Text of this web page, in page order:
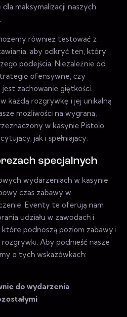
maksymalizacji naszych
również testować z
aby odkryć ten, który
podejścia. Niezależnie od
ofensywne, czy
zachowanie giętkości.
każdą rozgrywkę i jej unikalną
możliwości na wygraną,
w kasynie Pistolo
jak i spełniający.
specjalnych
wydarzeniach w kasynie
czas zabawy w
Eventy te oferują nam
udziału w zawodach i
podnoszą poziom zabawy i
Aby podnieść nasze
o tych wskazówkach:
do wydarzenia